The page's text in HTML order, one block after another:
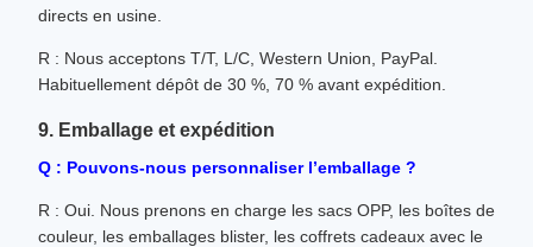
directs en usine.
R : Nous acceptons T/T, L/C, Western Union, PayPal.
Habituellement dépôt de 30 %, 70 % avant expédition.
9. Emballage et expédition
Q : Pouvons-nous personnaliser l’emballage ?
R : Oui. Nous prenons en charge les sacs OPP, les boîtes de
couleur, les emballages blister, les coffrets cadeaux avec le